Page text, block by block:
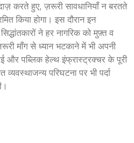
करते हुए, ज़रूरी सावधानियाँ न बरतते
किया होगा। इस दौरान इन
ने हर नागरिक को मुफ़्त व
माँग से ध्यान भटकाने में भी अपनी
और पब्लिक हेल्थ इंफ्रास्ट्रक्चर के पूरी
व्यवस्थाजन्य परिघटना पर भी पर्दा